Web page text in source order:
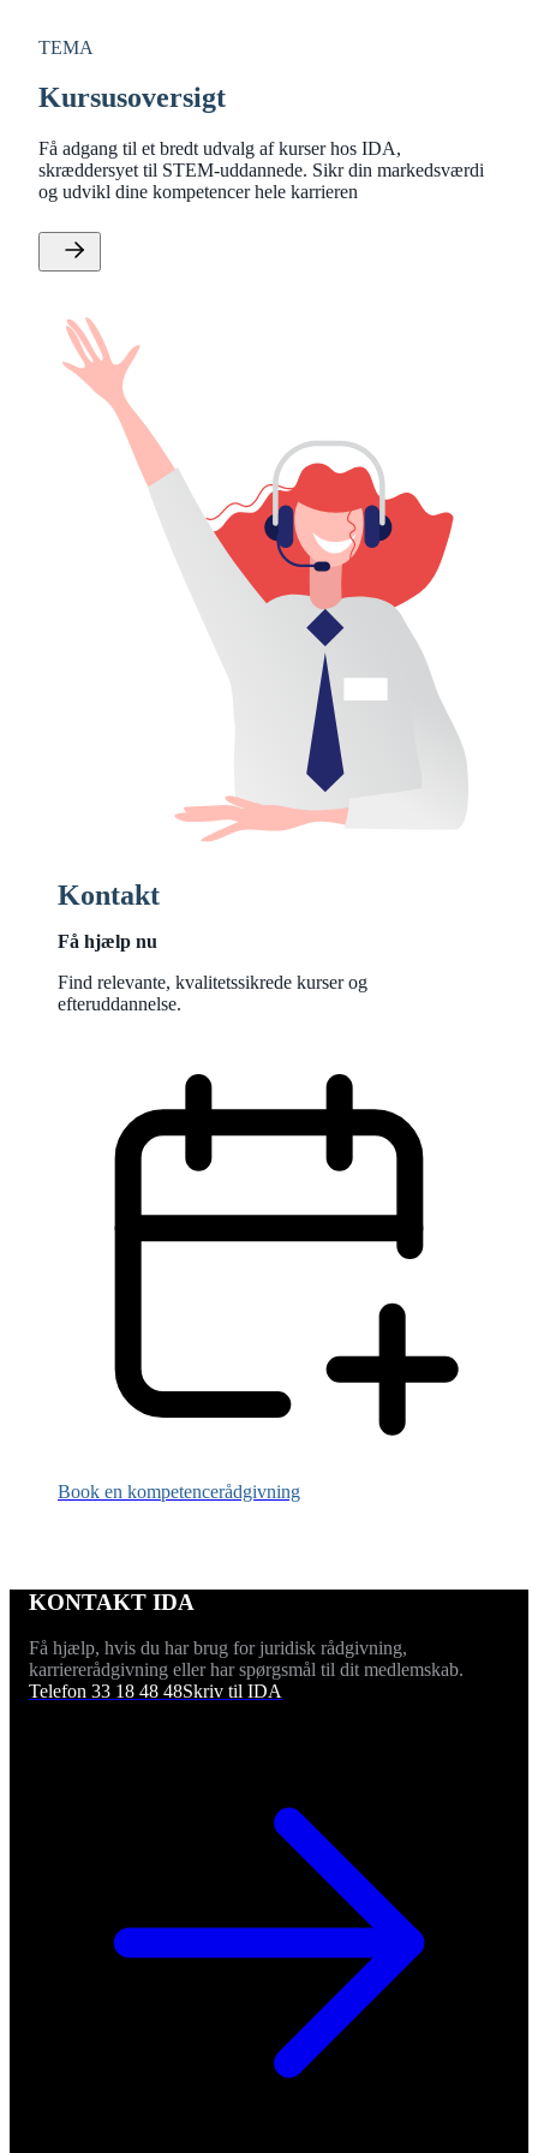
TEMA
Kursusoversigt
Få adgang til et bredt udvalg af kurser hos IDA,
skræddersyet til STEM-uddannede. Sikr din markedsværdi
og udvikl dine kompetencer hele karrieren
Kontakt
Få hjælp nu
Find relevante, kvalitetssikrede kurser og
efteruddannelse.
Book en kompetencerådgivning
KONTAKT IDA
Få hjælp, hvis du har brug for juridisk rådgivning,
karriererådgivning eller har spørgsmål til dit medlemskab.
Telefon 33 18 48 48Skriv til IDA